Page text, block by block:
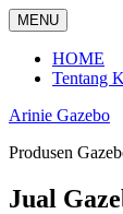
Langsung
ke
konten
MENU
HOME
Tentang
Arinie Gazebo
Produsen
Jual